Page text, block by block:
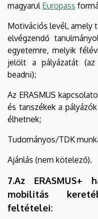
magyarul Europass
Motivációs levél, amely
elvégzendő
egyetemre, melyik
jelölt a pályázatát
beadni);
Az ERASMUS
és tanszékek a
élhetnek;
Tudományos/TDK
Ajánlás (nem kötelező).
7.Az ERASMUS+
mobilitás
feltételei: